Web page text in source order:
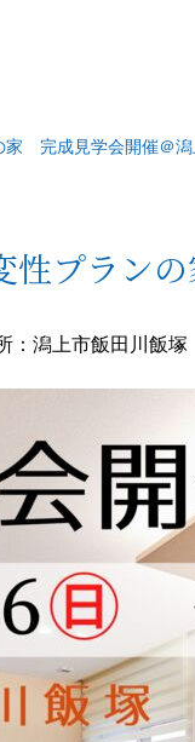
家 完成見学会開催＠
性プラン
：潟上市飯田川飯塚